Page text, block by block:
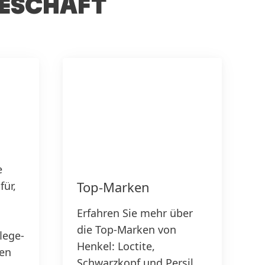
Top-Marken
Erfahren Sie mehr über
die Top-Marken von
Henkel: Loctite,